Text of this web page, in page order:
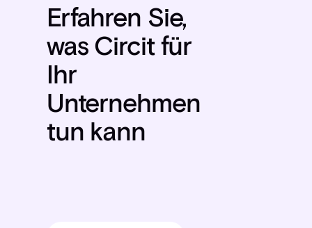
Erfahren Sie,
was Circit für
Ihr
Unternehmen
tun kann